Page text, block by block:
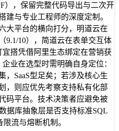
），保留完整代码导出与二次开
建与专业工程师的深度定制。
大平台的横向打分，明道云在
9.1/10），简道云在表单交互体
搭凭借阿里生态绑定在营销获
业在选型时需明确自身定位：
，SaaS型足矣；若涉及核心生
，则应优先考察支持私有化部
码平台。技术决策者应避免被
据库抽象层是否支持标准SQL
流与熔断机制。